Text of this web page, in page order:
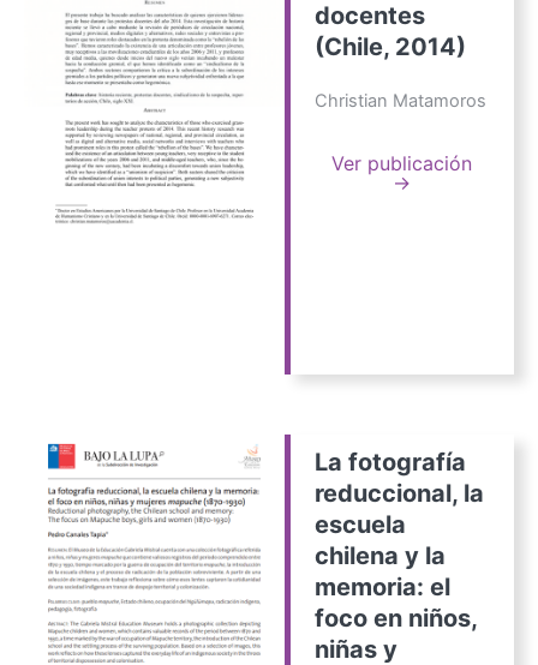
docentes
(Chile, 2014)
Christian Matamoros
Ver publicación
→
La fotografía
reduccional, la
escuela
chilena y la
memoria: el
foco en niños,
niñas y